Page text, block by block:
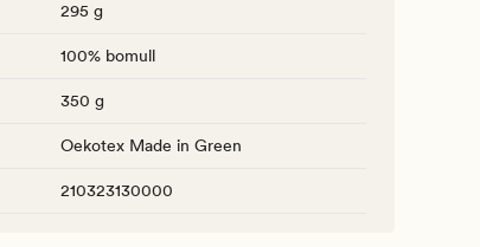
295 g
100% bomull
350 g
Oekotex Made in Green
210323130000